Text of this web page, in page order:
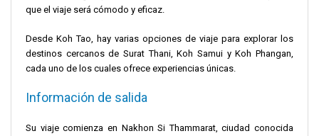
que el viaje será cómodo y eficaz.
Desde Koh Tao, hay varias opciones de viaje para explorar los
destinos cercanos de Surat Thani, Koh Samui y Koh Phangan,
cada uno de los cuales ofrece experiencias únicas.
Información de salida
Su viaje comienza en Nakhon Si Thammarat, ciudad conocida